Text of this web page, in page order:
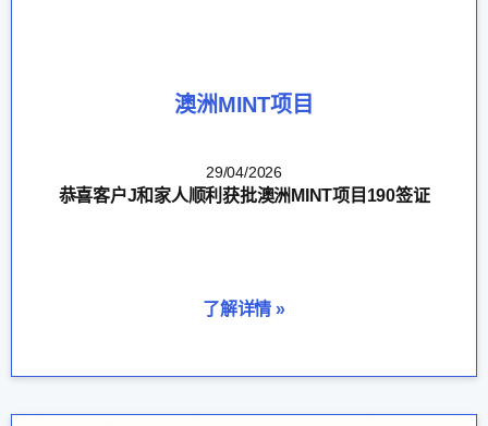
澳洲MINT项目
29/04/2026
恭喜客户J和家人顺利获批澳洲MINT项目190签证
了解详情 »